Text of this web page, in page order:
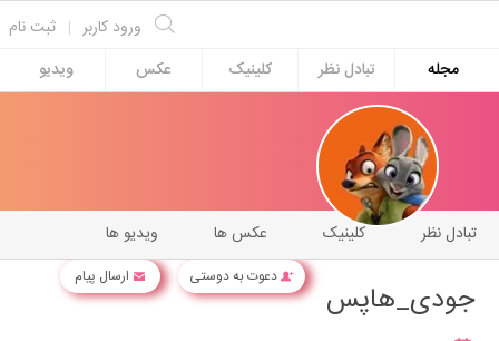
ثبت نام | ورود کاربر
مجله
تبادل نظر کلینیک عکس ویدیو
دعوت به دوستی ارسال پیام
ویدیو ها عکس ها کلینیک تبادل نظر
جودی_هاپس